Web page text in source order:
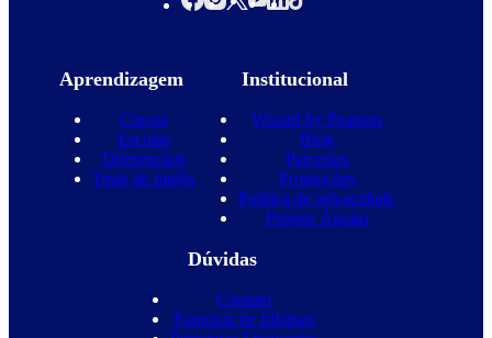
Aprendizagem
Cursos
Escolas
Diferenciais
Teste de inglês
Institucional
Wizard by Pearson
Blog
Parcerias
Promoções
Política de privacidade
Projeto Águias
Dúvidas
Contato
Franquia de Idiomas